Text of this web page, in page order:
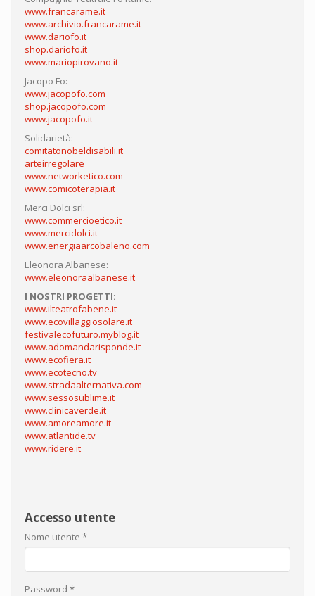
www.francarame.it
www.archivio.francarame.it
www.dariofo.it
shop.dariofo.it
www.mariopirovano.it
Jacopo Fo:
www.jacopofo.com
shop.jacopofo.com
www.jacopofo.it
Solidarietà:
comitatonobeldisabili.it
arteirregolare
www.networketico.com
www.comicoterapia.it
Merci Dolci srl:
www.commercioetico.it
www.mercidolci.it
www.energiaarcobaleno.com
Eleonora Albanese:
www.eleonoraalbanese.it
I NOSTRI PROGETTI:
www.ilteatrofabene.it
www.ecovillaggiosolare.it
festivalecofuturo.myblog.it
www.adomandarisponde.it
www.ecofiera.it
www.ecotecno.tv
www.stradaalternativa.com
www.sessosublime.it
www.clinicaverde.it
www.amoreamore.it
www.atlantide.tv
www.ridere.it
Accesso utente
Nome utente *
Password *